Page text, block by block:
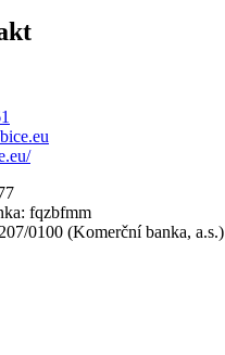
fqzbfmm
0100 (Komerční banka, a.s.)